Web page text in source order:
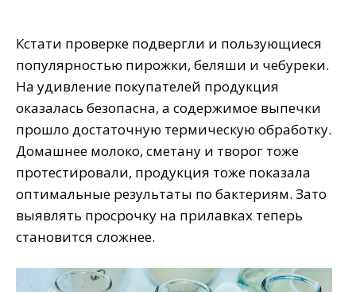
Кстати проверке подвергли и пользующиеся
популярностью пирожки, беляши и чебуреки.
На удивление покупателей продукция
оказалась безопасна, а содержимое выпечки
прошло достаточную термическую обработку.
Домашнее молоко, сметану и творог тоже
протестировали, продукция тоже показала
оптимальные результаты по бактериям. Зато
выявлять просрочку на прилавках теперь
становится сложнее.